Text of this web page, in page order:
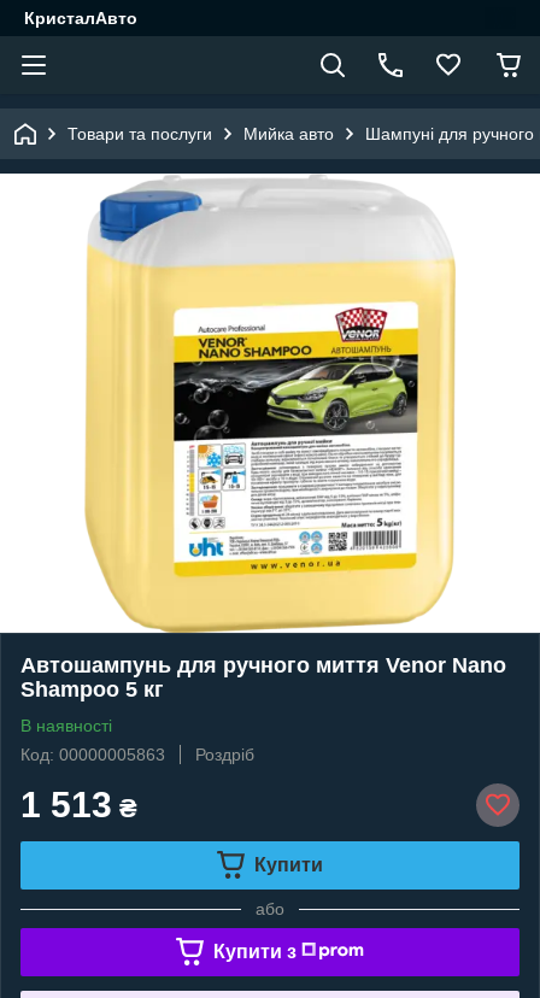
КристалАвто
Товари та послуги Мийка авто Шампуні для ручного
Автошампунь для ручного миття Venor Nano
Shampoо 5 кг
В наявності
Код: 00000005863
Роздріб
1 513 ₴
Купити
або
Купити з